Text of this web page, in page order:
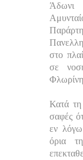
στο
σε
Κατά τη
σαφές
εν
όρια